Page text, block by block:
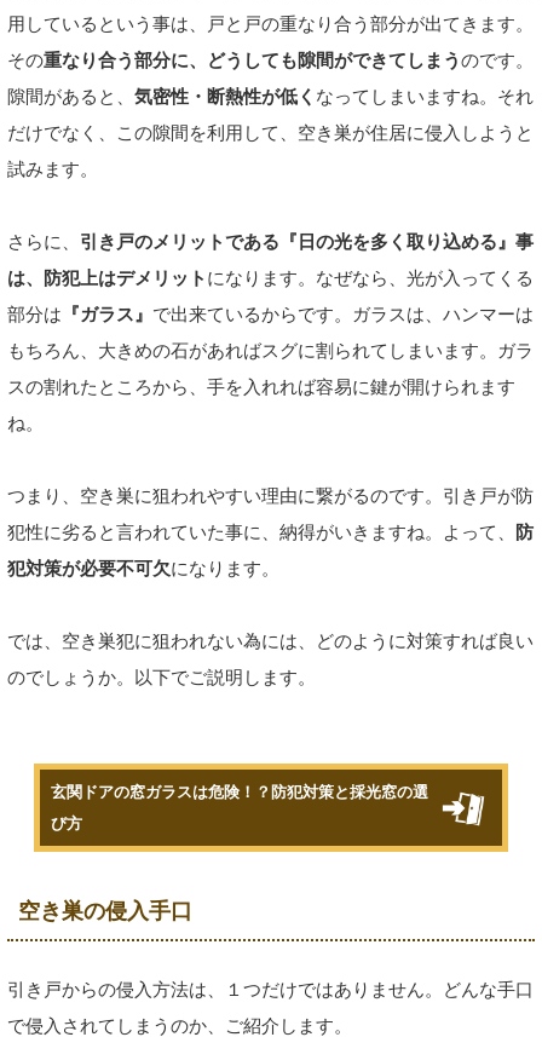
用しているという事は、戸と戸の重なり合う部分が出てきます。
その重なり合う部分に、どうしても隙間ができてしまうのです。
隙間があると、 気密性・断熱性が低く なってしまいますね。それ
だけでなく、この隙間を利用して、空き巣が住居に侵入しようと
試みます。
さらに、 引き戸のメリットである『日の光を多く取り込める』事
は、防犯上はデメリット になります。なぜなら、光が入ってくる
部分は 『ガラス』 で出来ているからです。ガラスは、ハンマーは
もちろん、大きめの石があればスグに割られてしまいます。ガラ
スの割れたところから、手を入れれば容易に鍵が開けられます
ね。
つまり、空き巣に狙われやすい理由に繋がるのです。引き戸が防
犯性に劣ると言われていた事に、納得がいきますね。よって、
防
犯対策が必要不可欠になります。
では、空き巣犯に狙われない為には、どのように対策すれば良い
のでしょうか。以下でご説明します。
玄関ドアの窓ガラスは危険！？防犯対策と採光窓の選
び方
空き巣の侵入手口
引き戸からの侵入方法は、１つだけではありません。どんな手口
で侵入されてしまうのか、ご紹介します。